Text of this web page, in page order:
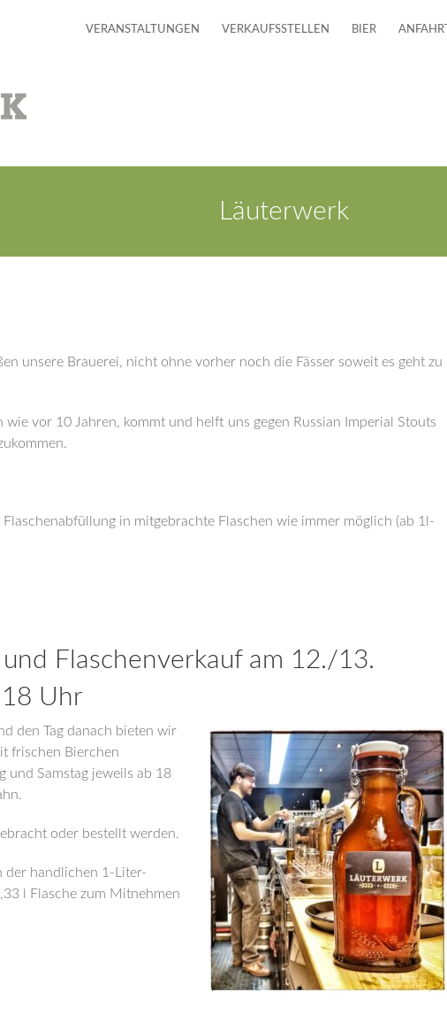
VERANSTALTUNGEN VERKAUFSSTELLEN BIER ANFAHRT
Läuterwerk
unsere Brauerei, nicht ohne vorher noch die Fässer soweit es geht zu
wie vor 10 Jahren, kommt und helft uns gegen Russian Imperial Stouts
in mitgebrachte Flaschen wie immer möglich (ab 1l-
Flaschenverkauf am 12./13.
Uhr
den Tag danach bieten wir
frischen Bierchen
und Samstag jeweils ab 18
oder bestellt werden.
der handlichen 1-Liter-
l Flasche zum Mitnehmen